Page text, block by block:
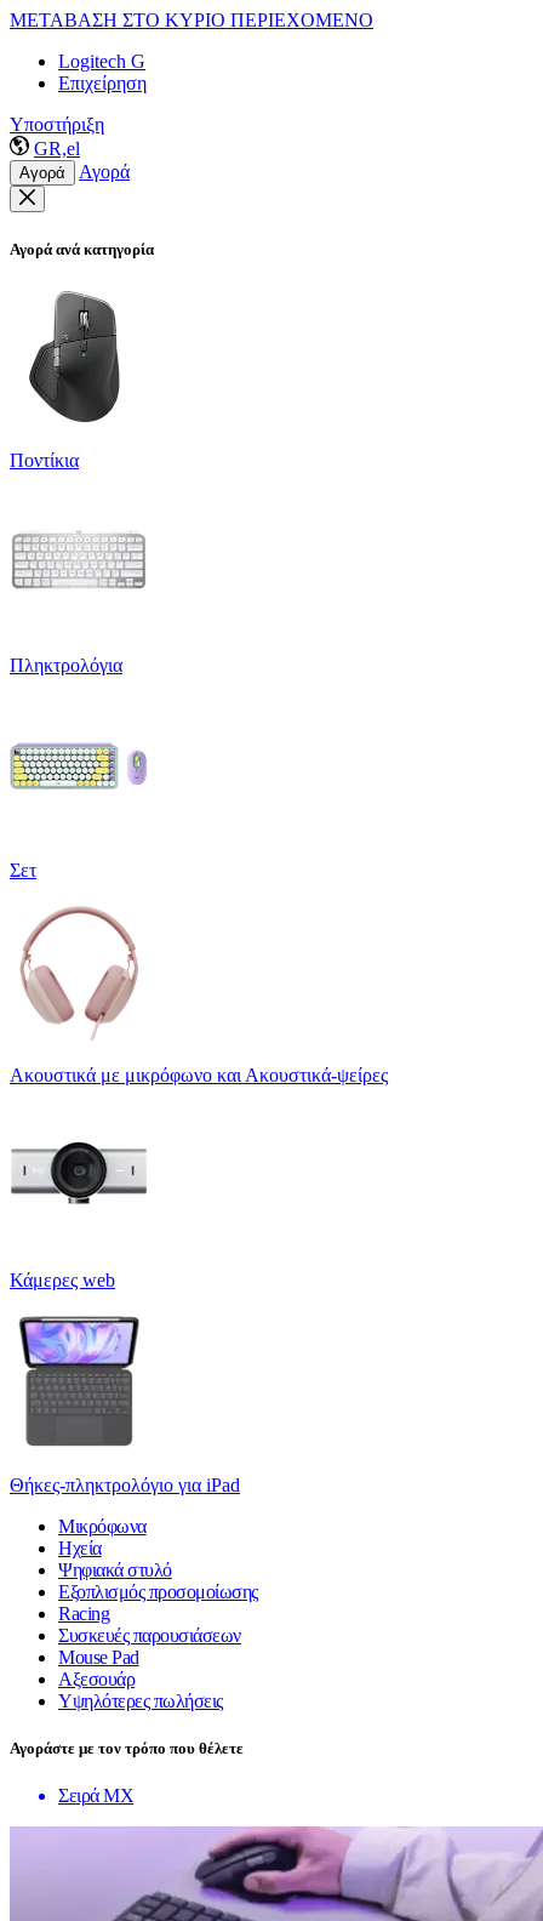
ΜΕΤΑΒΑΣΗ ΣΤΟ ΚΥΡΙΟ ΠΕΡΙΕΧΟΜΕΝΟ
Logitech G
Επιχείρηση
Υποστήριξη
GR,el
Αγορά Αγορά
Αγορά ανά κατηγορία
Ποντίκια
Πληκτρολόγια
Σετ
Ακουστικά με μικρόφωνο και Ακουστικά-ψείρες
Κάμερες web
Θήκες-πληκτρολόγιο για iPad
Μικρόφωνα
Ηχεία
Ψηφιακά στυλό
Εξοπλισμός προσομοίωσης
Racing
Συσκευές παρουσιάσεων
Mouse Pad
Αξεσουάρ
Υψηλότερες πωλήσεις
Αγοράστε με τον τρόπο που θέλετε
Σειρά MX